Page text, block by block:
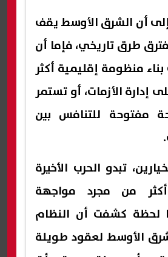
أن الشرق الأوسط يقف
طرق تاريخي، فإما أن
منظومة إقليمية أكثر
إدارة الأزمات، أو تستمر
مفتوحة للتنافس بين
تبدو الحرب الأخيرة
من مجرد مواجهة
لحظة كشفت أن النظام
الأوسط لعقود طويلة